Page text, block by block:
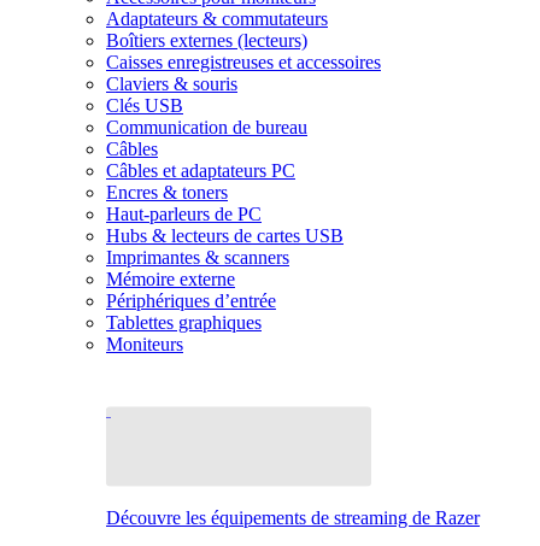
Adaptateurs & commutateurs
Boîtiers externes (lecteurs)
Caisses enregistreuses et accessoires
Claviers & souris
Clés USB
Communication de bureau
Câbles
Câbles et adaptateurs PC
Encres & toners
Haut-parleurs de PC
Hubs & lecteurs de cartes USB
Imprimantes & scanners
Mémoire externe
Périphériques d’entrée
Tablettes graphiques
Moniteurs
Découvre les équipements de streaming de Razer